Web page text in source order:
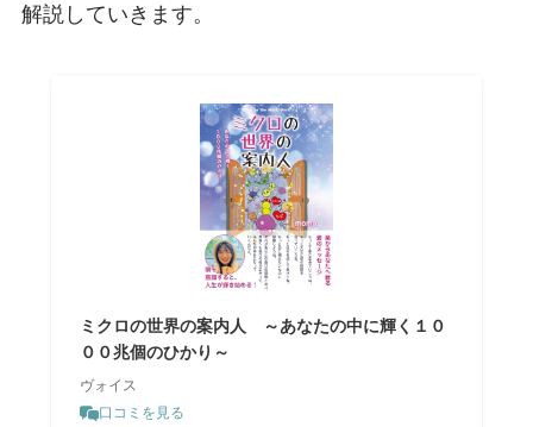
解説していきます。
ミクロの世界の案内人 ～あなたの中に輝く１０
００兆個のひかり～
ヴォイス
口コミを見る